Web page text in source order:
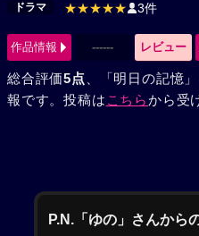
ドラマ ★★★★★ 3件
作品情報 ------ レビュー
総合評価5点 、「明日の記憶
報です。投稿は こちらから受
P.N.「ゆの」さんから